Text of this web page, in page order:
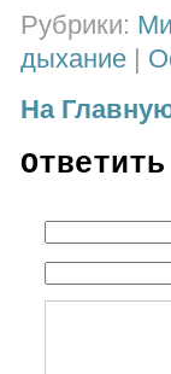
Рубрики:
дыхание |
На
Ответить